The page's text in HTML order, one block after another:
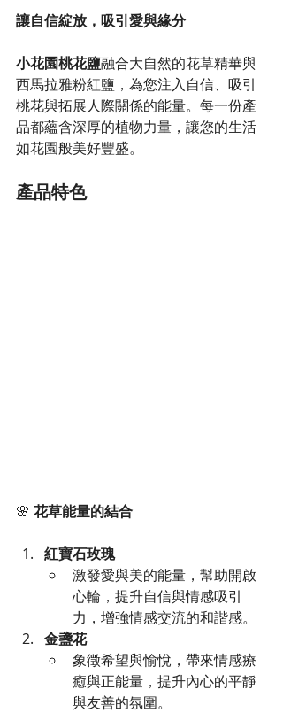
讓自信綻放，吸引愛與緣分
小花園桃花鹽融合大自然的花草精華與
西馬拉雅粉紅鹽，為您注入自信、吸引
桃花與拓展人際關係的能量。每一份產
品都蘊含深厚的植物力量，讓您的生活
如花園般美好豐盛。
產品特色
🌸 花草能量的結合
紅寶石玫瑰
激發愛與美的能量，幫助開啟
心輪，提升自信與情感吸引
力，增強情感交流的和諧感。
金盞花
象徵希望與愉悅，帶來情感療
癒與正能量，提升內心的平靜
與友善的氛圍。